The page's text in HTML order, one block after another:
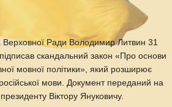
Верховної Ради Володимир Литвин 31
скандальний закон «Про основи
мовної політики», який розширює
мови. Документ переданий на
Віктору Януковичу.